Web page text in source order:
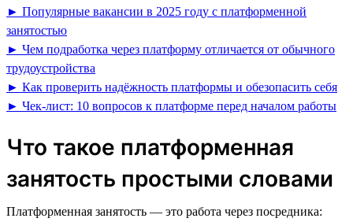
► Популярные вакансии в 2025 году с платформенной
занятостью
► Чем подработка через платформу отличается от обычного
трудоустройства
► Как проверить надёжность платформы и обезопасить себя
► Чек-лист: 10 вопросов к платформе перед началом работы
Что такое платформенная
занятость простыми словами
Платформенная занятость — это работа через посредника: